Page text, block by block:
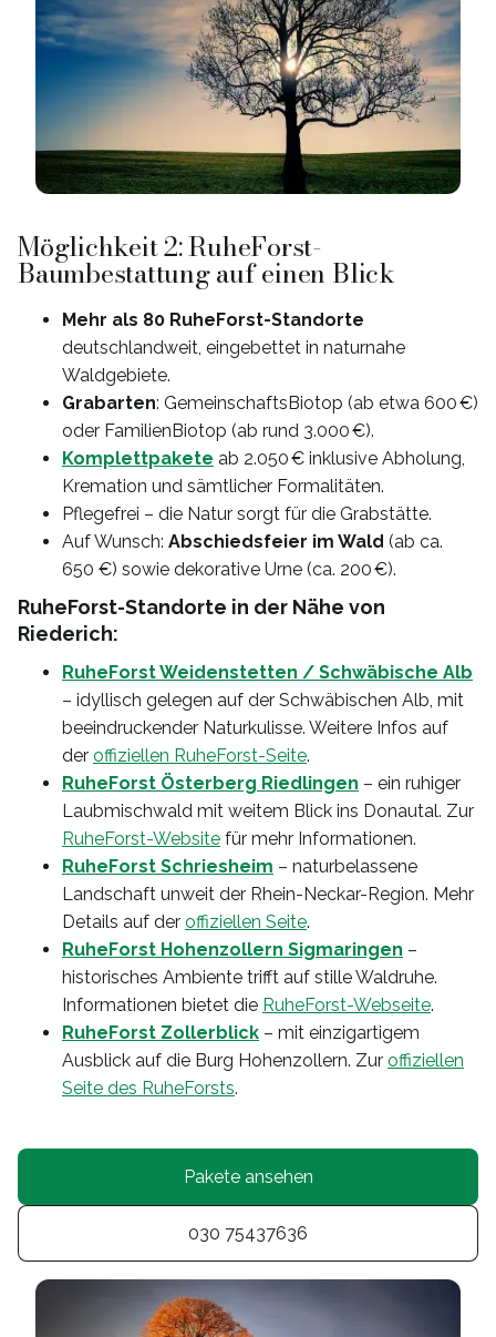
Möglichkeit 2: RuheForst-
Baumbestattung auf einen Blick
Mehr als 80 RuheForst-Standorte
deutschlandweit, eingebettet in naturnahe
Waldgebiete.
Grabarten: GemeinschaftsBiotop (ab etwa 600 €)
oder FamilienBiotop (ab rund 3.000 €).
Komplettpakete ab 2.050 € inklusive Abholung,
Kremation und sämtlicher Formalitäten.
Pflegefrei – die Natur sorgt für die Grabstätte.
Auf Wunsch: Abschiedsfeier im Wald (ab ca.
650 €) sowie dekorative Urne (ca. 200 €).
RuheForst-Standorte in der Nähe von
Riederich:
RuheForst Weidenstetten / Schwäbische Alb
– idyllisch gelegen auf der Schwäbischen Alb, mit
beeindruckender Naturkulisse. Weitere Infos auf
der offiziellen RuheForst-Seite.
RuheForst Österberg Riedlingen – ein ruhiger
Laubmischwald mit weitem Blick ins Donautal. Zur
RuheForst-Website für mehr Informationen.
RuheForst Schriesheim – naturbelassene
Landschaft unweit der Rhein-Neckar-Region. Mehr
Details auf der offiziellen Seite.
RuheForst Hohenzollern Sigmaringen –
historisches Ambiente trifft auf stille Waldruhe.
Informationen bietet die RuheForst-Webseite.
RuheForst Zollerblick – mit einzigartigem
Ausblick auf die Burg Hohenzollern. Zur offiziellen
Seite des RuheForsts.
Pakete ansehen
030 75437636